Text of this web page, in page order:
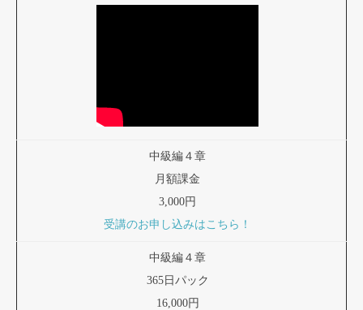
中級編４章
月額課金
3,000円
受講のお申し込みはこちら！
中級編４章
365日パック
16,000円